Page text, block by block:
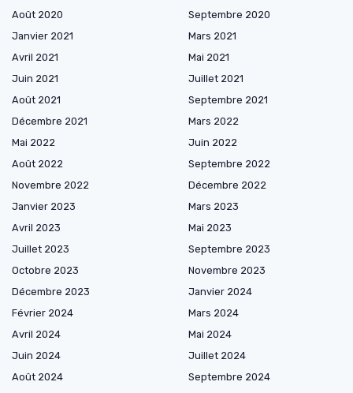
Août 2020
Septembre 2020
Janvier 2021
Mars 2021
Avril 2021
Mai 2021
Juin 2021
Juillet 2021
Août 2021
Septembre 2021
Décembre 2021
Mars 2022
Mai 2022
Juin 2022
Août 2022
Septembre 2022
Novembre 2022
Décembre 2022
Janvier 2023
Mars 2023
Avril 2023
Mai 2023
Juillet 2023
Septembre 2023
Octobre 2023
Novembre 2023
Décembre 2023
Janvier 2024
Février 2024
Mars 2024
Avril 2024
Mai 2024
Juin 2024
Juillet 2024
Août 2024
Septembre 2024